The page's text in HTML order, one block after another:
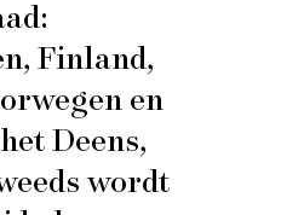
Finland,
en
Deens,
wordt